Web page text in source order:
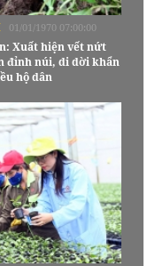
01/01/1970 07:00:00
Xuất hiện vết nứt
đỉnh núi, di dời khẩn
hộ dân